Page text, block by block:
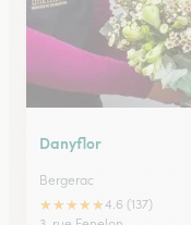
Danyflor
Bergerac
★★★★★4.6 (137)